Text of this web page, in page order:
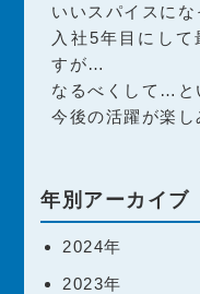
いいスパイスにな
入社5年目にし
すが…
なるべくして…と
今後の活躍が楽し
年別アーカイブ
2024年
2023年